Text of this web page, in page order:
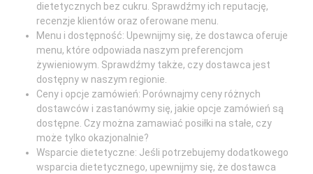
dietetycznych bez cukru. Sprawdźmy ich reputację,
recenzje klientów oraz oferowane menu.
Menu i dostępność: Upewnijmy się, że dostawca oferuje
menu, które odpowiada naszym preferencjom
żywieniowym. Sprawdźmy także, czy dostawca jest
dostępny w naszym regionie.
Ceny i opcje zamówień: Porównajmy ceny różnych
dostawców i zastanówmy się, jakie opcje zamówień są
dostępne. Czy można zamawiać posiłki na stałe, czy
może tylko okazjonalnie?
Wsparcie dietetyczne: Jeśli potrzebujemy dodatkowego
wsparcia dietetycznego, upewnijmy się, że dostawca